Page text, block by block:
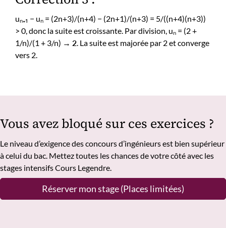
uₙ₊₁ − uₙ = (2n+3)/(n+4) − (2n+1)/(n+3) = 5/((n+4)(n+3))
> 0, donc la suite est croissante. Par division, uₙ = (2 +
1/n)/(1 + 3/n) → 2. La suite est majorée par 2 et converge
vers 2.
Vous avez bloqué sur ces exercices ?
Le niveau d’exigence des concours d’ingénieurs est bien supérieur
à celui du bac. Mettez toutes les chances de votre côté avec les
stages intensifs Cours Legendre.
Réserver mon stage (Places limitées)